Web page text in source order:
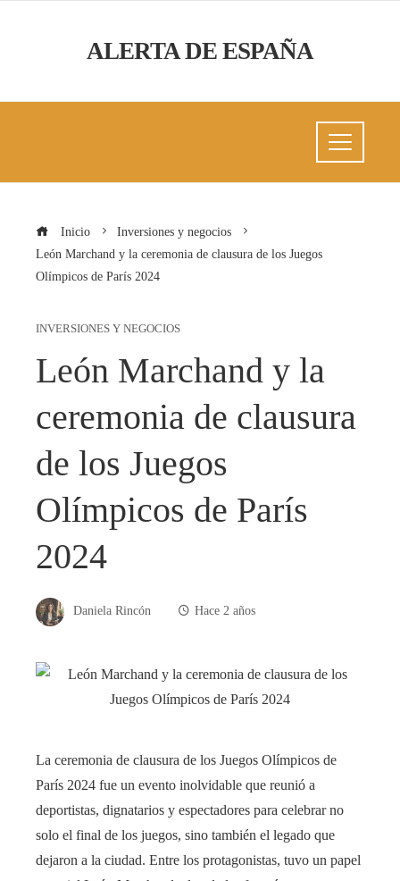
ALERTA DE ESPAÑA
Inicio
Inversiones y negocios
León Marchand y la ceremonia de clausura de los Juegos
Olímpicos de París 2024
INVERSIONES Y NEGOCIOS
León Marchand y la
ceremonia de clausura
de los Juegos
Olímpicos de París
2024
Daniela Rincón Hace 2 años
La ceremonia de clausura de los Juegos Olímpicos de
París 2024 fue un evento inolvidable que reunió a
deportistas, dignatarios y espectadores para celebrar no
solo el final de los juegos, sino también el legado que
dejaron a la ciudad. Entre los protagonistas, tuvo un papel